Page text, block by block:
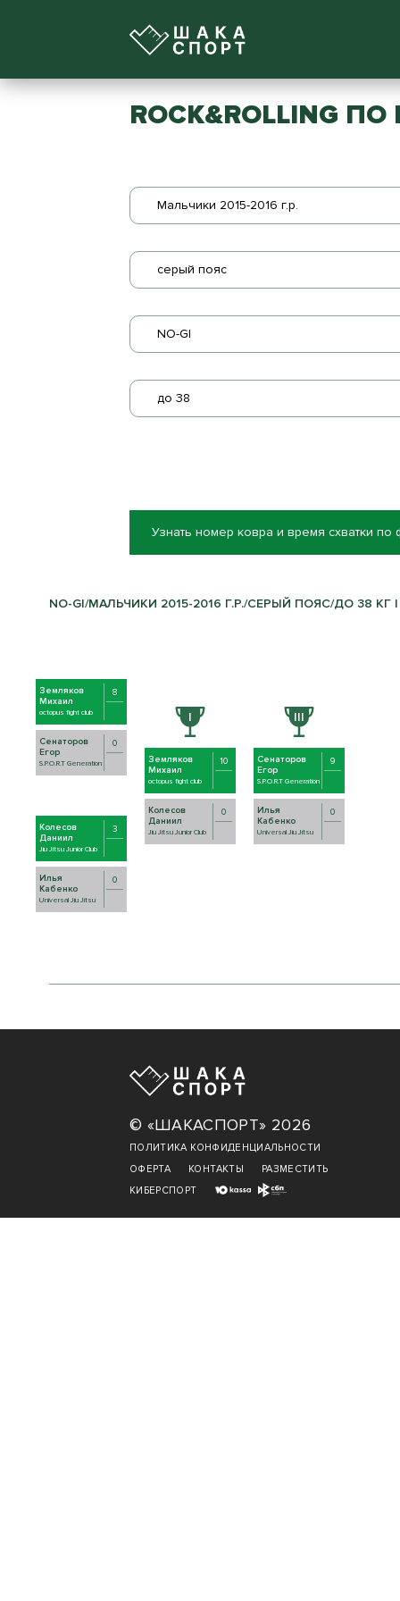
ROCK&ROLLING
Мальчики 2015-2016 г.р.
серый пояс
NO-GI
до 38
Узнать номер ковра и время схватки по
NO-GI/МАЛЬЧИКИ 2015-2016 Г.Р./СЕРЫЙ ПОЯС/ДО 38 КГ
Земляков
Михаил
octopus fight club
8
Сенаторов
Егор
S.P.O.R.T Generation
0
Колесов
Даниил
Jiu Jitsu Junior Club
3
Илья
Кабенко
Universal Jiu Jitsu
0
Земляков
Михаил
octopus fight club
10
Колесов
Даниил
Jiu Jitsu Junior Club
0
Сенаторов
Егор
S.P.O.R.T Generation
9
Илья
Кабенко
Universal Jiu Jitsu
0
© «ШАКАСПОРТ» 2026
ПОЛИТИКА КОНФИДЕНЦИАЛЬНОСТИ
ОФЕРТА
КОНТАКТЫ
РАЗМЕСТИТЬ
КИБЕРСПОРТ